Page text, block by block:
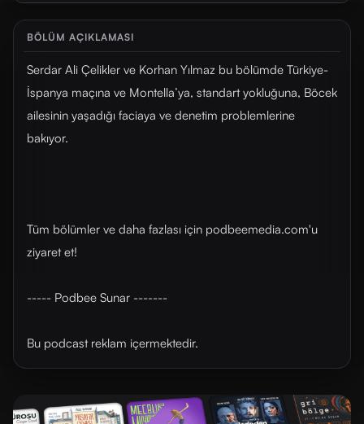
BÖLÜM AÇIKLAMASI
Serdar Ali Çelikler ve Korhan Yılmaz bu bölümde Türkiye-
İspanya maçına ve Montella’ya, standart yokluğuna, Böcek
ailesinin yaşadığı faciaya ve denetim problemlerine
bakıyor.
Tüm bölümler ve daha fazlası için ⁠⁠⁠⁠podbeemedia.com⁠⁠⁠⁠'u
ziyaret et!
----- Podbee Sunar -------
Bu podcast reklam içermektedir.